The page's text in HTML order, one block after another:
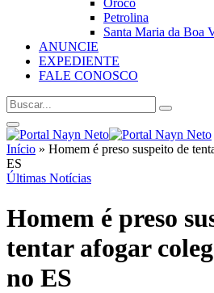
Orocó
Petrolina
Santa Maria da Boa
ANUNCIE
EXPEDIENTE
FALE CONOSCO
Início » Homem é preso suspeito de
ES
Últimas Notícias
Homem é preso
tentar afogar
no ES